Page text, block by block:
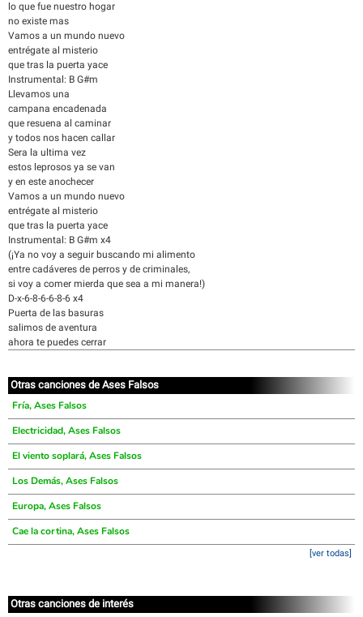
lo que fue nuestro hogar
no existe mas
Vamos a un mundo nuevo
entrégate al misterio
que tras la puerta yace
Instrumental: B G#m
Llevamos una
campana encadenada
que resuena al caminar
y todos nos hacen callar
Sera la ultima vez
estos leprosos ya se van
y en este anochecer
Vamos a un mundo nuevo
entrégate al misterio
que tras la puerta yace
Instrumental: B G#m x4
(¡Ya no voy a seguir buscando mi alimento
entre cadáveres de perros y de criminales,
si voy a comer mierda que sea a mi manera!)
D-x-6-8-6-6-8-6 x4
Puerta de las basuras
salimos de aventura
ahora te puedes cerrar
Otras canciones de Ases Falsos
Fría, Ases Falsos
Electricidad, Ases Falsos
El viento soplará, Ases Falsos
Los Demás, Ases Falsos
Europa, Ases Falsos
Cae la cortina, Ases Falsos
[ver todas]
Otras canciones de interés